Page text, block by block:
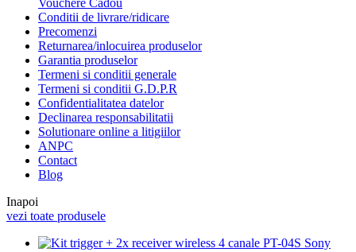
Vouchere Cadou
Conditii de livrare/ridicare
Precomenzi
Returnarea/inlocuirea produselor
Garantia produselor
Termeni si conditii generale
Termeni si conditii G.D.P.R
Confidentialitatea datelor
Declinarea responsabilitatii
Solutionare online a litigiilor
ANPC
Contact
Blog
Inapoi
vezi toate produsele